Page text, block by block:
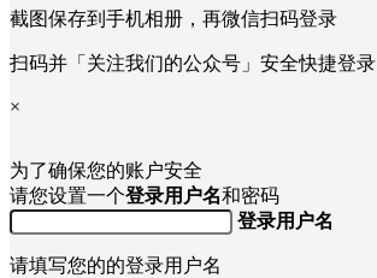
截图保存到手机相册，再微信扫码登录
扫码并「关注我们的公众号」安全快捷登录
×
为了确保您的账户安全
请您设置一个登录用户名和密码
登录用户名
请填写您的的登录用户名